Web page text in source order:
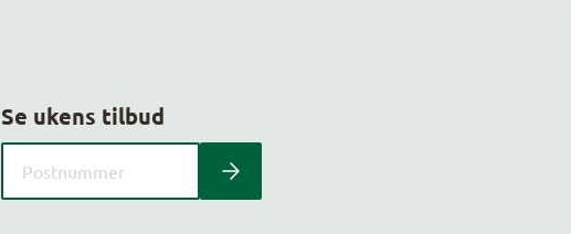
Se ukens tilbud